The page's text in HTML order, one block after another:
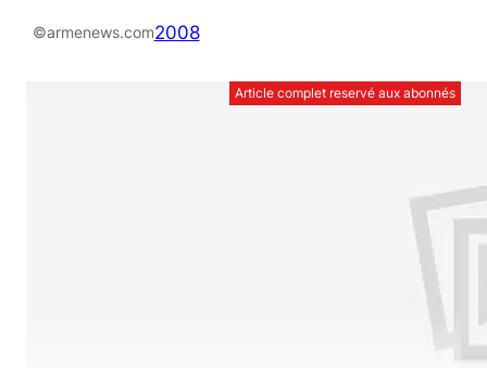
©armenews.com2008
Article complet reservé aux abonnés